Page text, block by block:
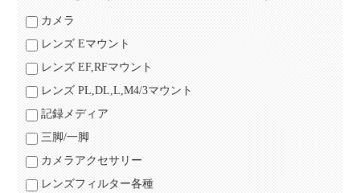
カメラ
レンズ Eマウント
レンズ EF,RFマウント
レンズ PL,DL,L,M4/3マウント
記録メディア
三脚/一脚
カメラアクセサリー
レンズフィルター各種